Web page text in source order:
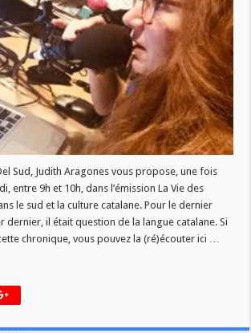
LA
LANGUE
CATALANE
Sud, Judith Aragones vous propose, une fois
entre 9h et 10h, dans l’émission La Vie des
le sud et la culture catalane. Pour le dernier
dernier, il était question de la langue catalane. Si
chronique, vous pouvez la (ré)écouter ici …